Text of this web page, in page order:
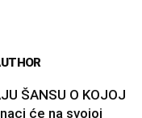
ŠANSU O KOJOJ
će na svojoj